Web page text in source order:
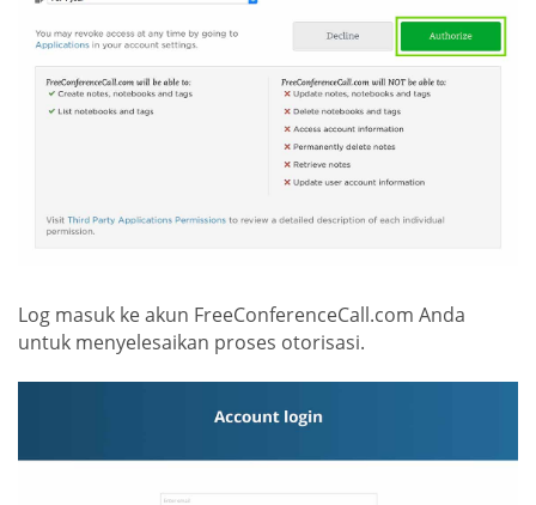
Log masuk ke akun FreeConferenceCall.com Anda
untuk menyelesaikan proses otorisasi.